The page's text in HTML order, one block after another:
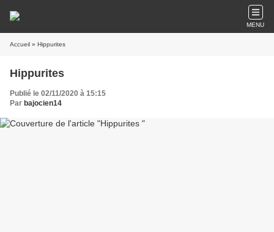
MENU
Accueil » Hippurites
Hippurites
Publié le 02/11/2020 à 15:15
Par bajocien14